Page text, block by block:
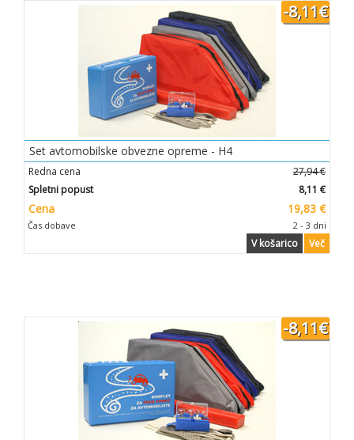
-8,11€
Set avtomobilske obvezne opreme - H4
Redna cena
27,94 €
Spletni popust
8,11 €
Cena 19,83 €
Čas dobave 2 - 3 dni
Več
V košarico
-8,11€